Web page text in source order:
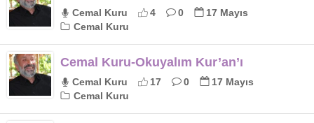
Cemal Kuru 4 0
17 Mayıs
Cemal Kuru
Cemal Kuru-Okuyalım Kur’an’ı
Cemal Kuru 17 0
17 Mayıs
Cemal Kuru